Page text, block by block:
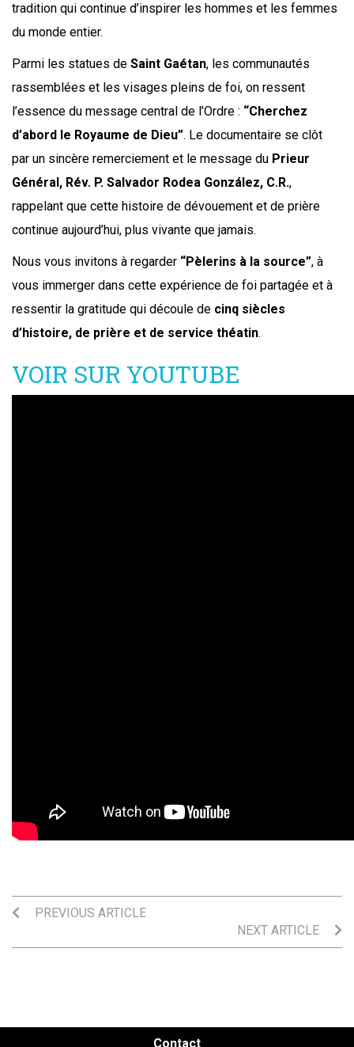
tradition qui continue d’inspirer les hommes et les femmes
du monde entier.
Parmi les statues de Saint Gaétan, les communautés
rassemblées et les visages pleins de foi, on ressent
l’essence du message central de l’Ordre : “Cherchez
d’abord le Royaume de Dieu”. Le documentaire se clôt
par un sincère remerciement et le message du Prieur
Général, Rév. P. Salvador Rodea González, C.R.,
rappelant que cette histoire de dévouement et de prière
continue aujourd’hui, plus vivante que jamais.
Nous vous invitons à regarder “Pèlerins à la source”, à
vous immerger dans cette expérience de foi partagée et à
ressentir la gratitude qui découle de cinq siècles
d’histoire, de prière et de service théatin.
VOIR SUR YOUTUBE
PREVIOUS ARTICLE
NEXT ARTICLE
Contact